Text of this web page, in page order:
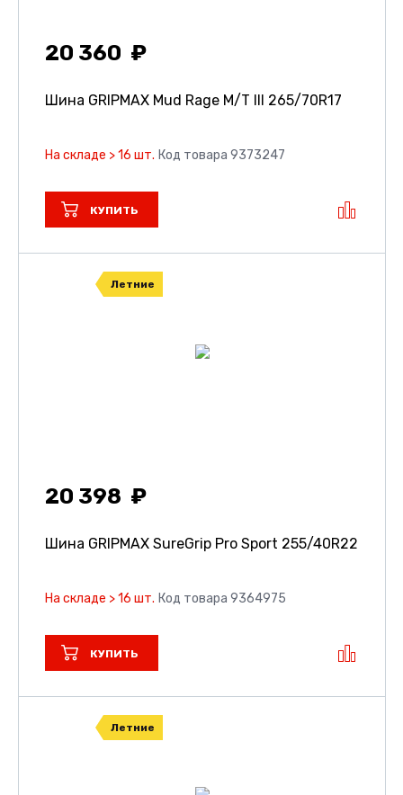
20 360
Шина GRIPMAX Mud Rage M/T III 265/70R17
На складе > 16 шт. Код товара 9373247
КУПИТЬ
Летние
20 398
Шина GRIPMAX SureGrip Pro Sport 255/40R22
На складе > 16 шт. Код товара 9364975
КУПИТЬ
Летние